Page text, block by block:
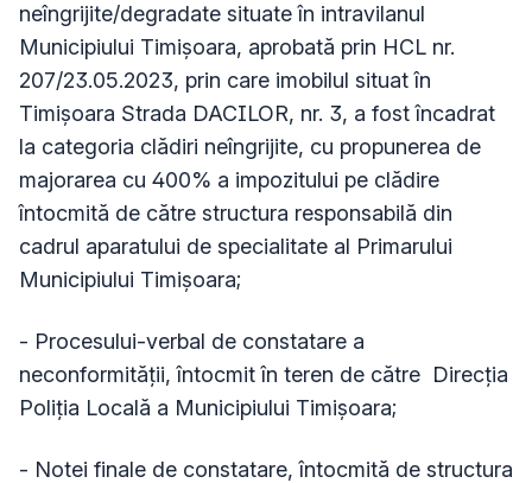
neîngrijite/degradate situate în intravilanul
Municipiului Timișoara, aprobată prin HCL nr.
207/23.05.2023, prin care imobilul situat în
Timişoara Strada DACILOR, nr. 3, a fost încadrat
la categoria clădiri neîngrijite, cu propunerea de
majorarea cu 400% a impozitului pe clădire
întocmită de către structura responsabilă din
cadrul aparatului de specialitate al Primarului
Municipiului Timișoara;
- Procesului-verbal de constatare a
neconformității, întocmit în teren de către Direcția
Poliția Locală a Municipiului Timișoara;
- Notei finale de constatare, întocmită de structura